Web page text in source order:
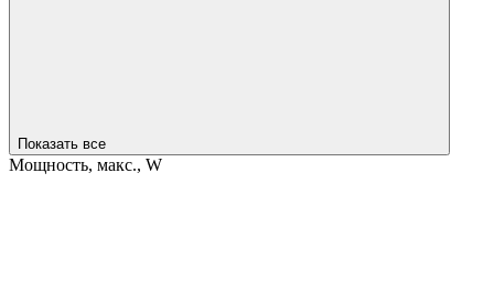
Показать все
Мощность, макс., W